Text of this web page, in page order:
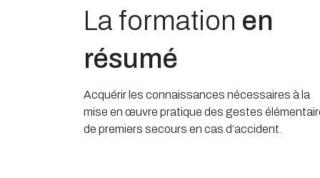
La formation en
résumé
Acquérir les connaissances nécessaires à la
mise en œuvre pratique des gestes
de premiers secours en cas d’accident.